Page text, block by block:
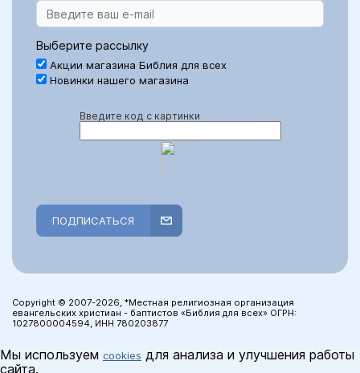
Выберите рассылку
Акции магазина Библия для всех
Новинки нашего магазина
Введите код с картинки
ПОДПИСАТЬСЯ
Copyright © 2007-2026, *Местная религиозная организация
евангельских христиан - баптистов «Библия для всех» ОГРН:
1027800004594, ИНН 780203877
Мы используем cookies для анализа и улучшения работы
сайта.